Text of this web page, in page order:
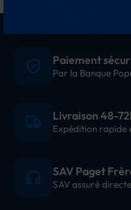
Paiement
Par la Banque
Livraison 48-
Expédition rapide
SAV Paget
SAV assuré